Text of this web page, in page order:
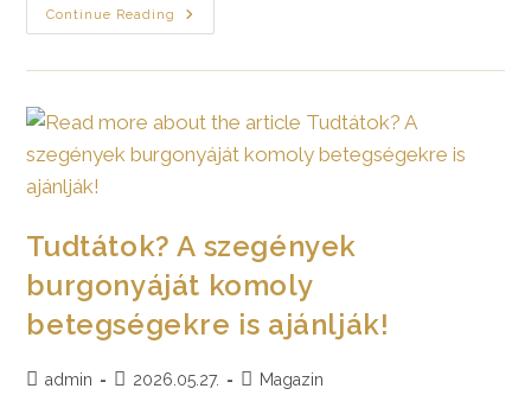
Continue Reading
Bárány
Ossobuco,
Slágere
Tudtátok? A szegények
burgonyáját komoly
betegségekre is ajánlják!
Postadmin
Post2026.05.27.
PostMagazin